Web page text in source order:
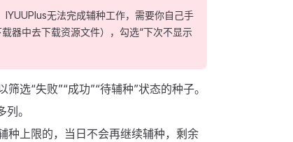
无法完成辅种工作，需要你自己手
器中去下载资源文件），勾选“下次不显示
选“失败”“成功”“待辅种”状态的种子。
。
种上限的，当日不会再继续辅种，剩余